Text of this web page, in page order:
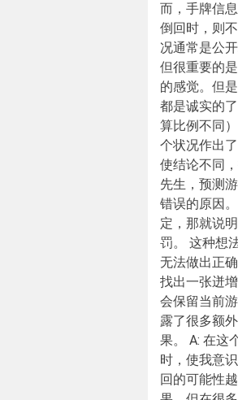
而，手牌信
倒回时，则
况通常是公
但很重要的
的感觉。但
都是诚实的
算比例不同
个状况作出
使结论不同
先生，预测
错误的原因
定，那就说
罚。 这种想
无法做出正
找出一张迸
会保留当前
露了很多额
果。 A: 在这
时，使我意
回的可能性